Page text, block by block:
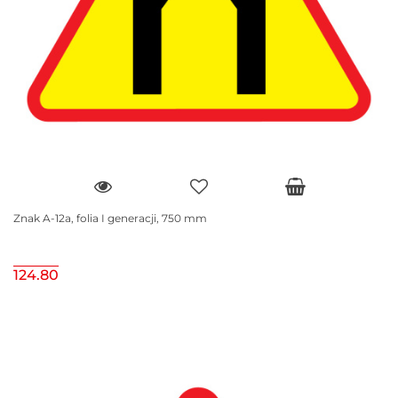
Znak A-12a, folia I generacji, 750 mm
124.80